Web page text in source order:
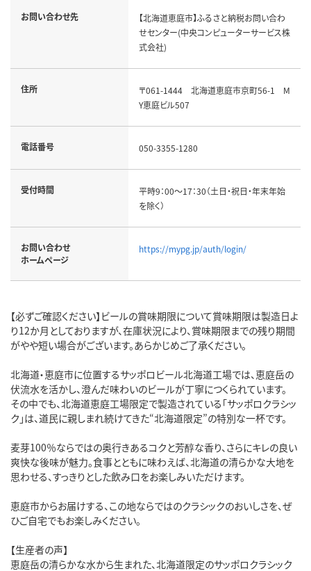
お問い合わせ先
【北海道恵庭市】ふるさと納税お問い合わ
せセンター(中央コンピューターサービス株
式会社)
住所
〒061-1444 北海道恵庭市京町56-1 M
Y恵庭ビル507
電話番号 050-3355-1280
受付時間
平時9：00～17：30（土日・祝日・年末年始
を除く）
お問い合わせ
ホームページ
https://mypg.jp/auth/login/
【必ずご確認ください】ビールの賞味期限について賞味期限は製造日よ
り12か月としておりますが、在庫状況により、賞味期限までの残り期間
がやや短い場合がございます。あらかじめご了承ください。
北海道・恵庭市に位置するサッポロビール北海道工場では、恵庭岳の
伏流水を活かし、澄んだ味わいのビールが丁寧につくられています。
その中でも、北海道恵庭工場限定で製造されている「サッポロクラシッ
ク」は、道民に親しまれ続けてきた“北海道限定”の特別な一杯です。
麦芽100％ならではの奥行きあるコクと芳醇な香り、さらにキレの良い
爽快な後味が魅力。食事とともに味わえば、北海道の清らかな大地を
思わせる、すっきりとした飲み口をお楽しみいただけます。
恵庭市からお届けする、この地ならではのクラシックのおいしさを、ぜ
ひご自宅でもお楽しみください。
【生産者の声】
恵庭岳の清らかな水から生まれた、北海道限定のサッポロクラシック